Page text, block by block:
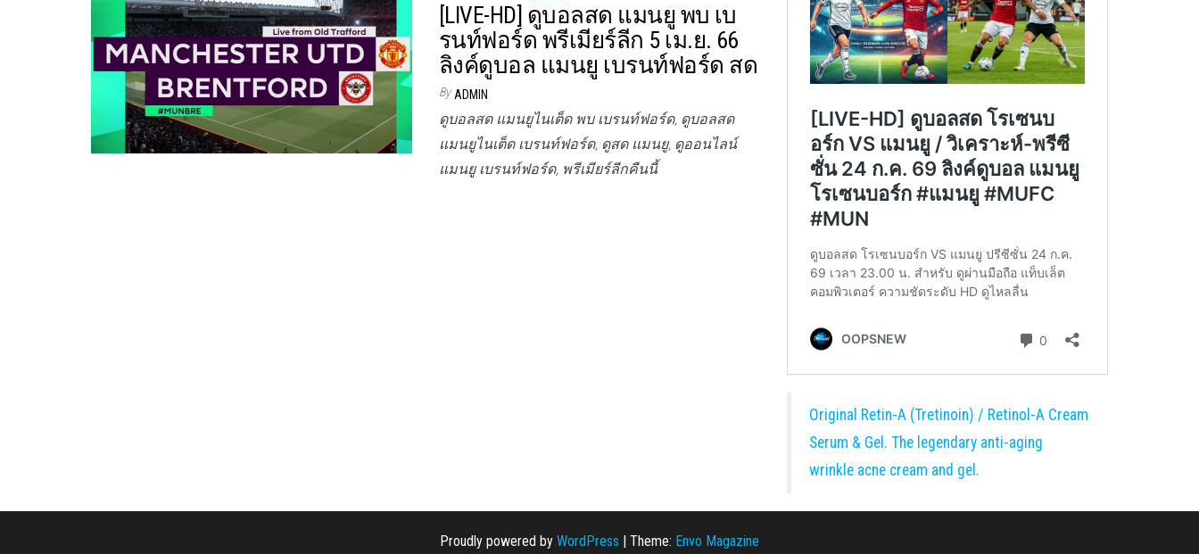
[LIVE-HD] ดูบอลสด แมนยู พบ เบ
รนท์ฟอร์ด พรีเมียร์ลีก 5 เม.ย. 66
ลิงค์ดูบอล แมนยู เบรนท์ฟอร์ด สด
By ADMIN
ดูบอลสด แมนยูไนเต็ด พบ เบรนท์ฟอร์ด, ดูบอลสด
แมนยูไนเต็ด เบรนท์ฟอร์ด, ดูสด แมนยู, ดูออนไลน์
แมนยู เบรนท์ฟอร์ด, พรีเมียร์ลีกคืนนี้
Original Retin-A (Tretinoin) / Retinol-A Cream
Serum & Gel. The legendary anti-aging
wrinkle acne cream and gel.
Proudly powered by WordPress | Theme: Envo Magazine